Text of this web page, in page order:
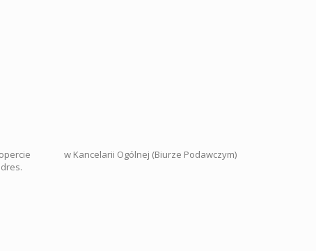
kopercie w Kancelarii Ogólnej (Biurze Podawczym)